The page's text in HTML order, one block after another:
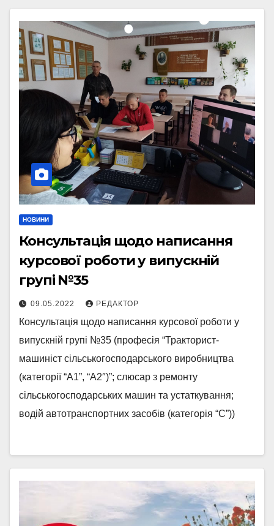
НОВИНИ
Консультація щодо написання
курсової роботи у випускній
групі №35
09.05.2022 РЕДАКТОР
Консультація щодо написання курсової роботи у
випускній групі №35 (професія “Тракторист-
машиніст сільськогосподарського виробництва
(категорії “А1”, “А2″)”; слюсар з ремонту
сільськогосподарських машин та устаткування;
водій автотранспортних засобів (категорія “С”))